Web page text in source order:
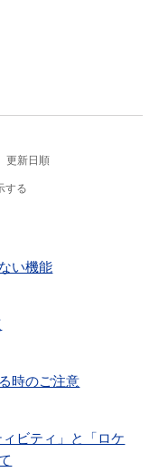
更新日順
する
い機能
時のご注意
ビティ」と「ロケ